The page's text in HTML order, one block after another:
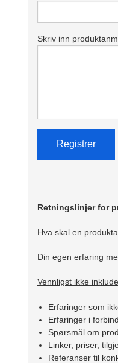
Skriv inn
Retningslinjer for
Hva skal en
Din egen erfaring
Vennligst ikke
Erfaringer som
Erfaringer i
Spørsmål om
Linker, priser,
Referanser til